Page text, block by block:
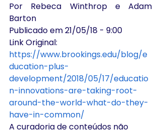
Por Rebeca Winthrop e Adam
Barton
Publicado em 21/05/18 - 9:00
Link Original:
https://www.brookings.edu/blog/e
ducation-plus-
development/2018/05/17/educatio
n-innovations-are-taking-root-
around-the-world-what-do-they-
have-in-common/
A curadoria de conteúdos não